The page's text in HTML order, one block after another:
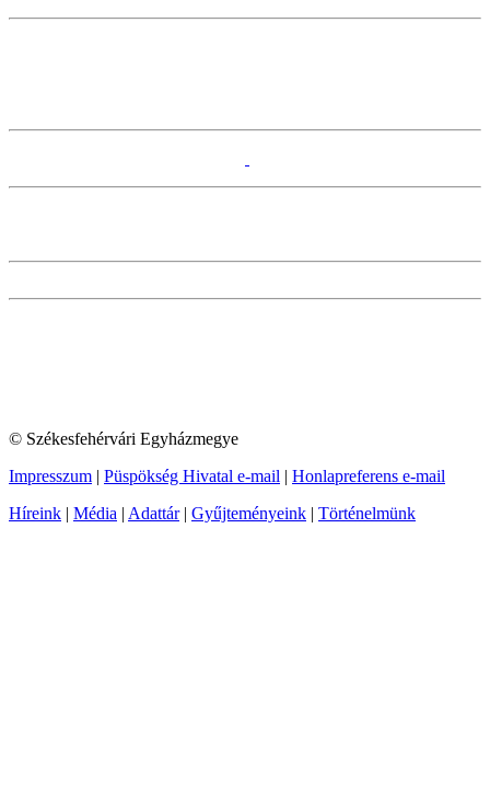
© Székesfehérvári Egyházmegye
Impresszum | Püspökség Hivatal e-mail | Honlapreferens e-mail
Híreink | Média | Adattár| Gyűjteményeink | Történelmünk